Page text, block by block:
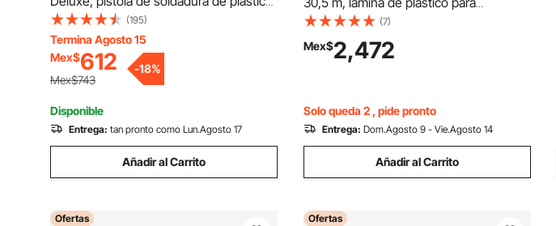
de 100 W + soldador de 60 W/100 W,
herramienta profesional de soldadura
para reparación de plástico con 1000
grapas calientes y 60 varillas para
electrónica, juguetes.
(195)
Termina Agosto 15
Mex$612
Mex$743
-18%
Disponible
Entrega: tan pronto como Lun.Agosto 17
Añadir al Carrito
invernadero, 152 g de grosor, cubierta
de polietileno transparente, resistente a
los rayos UV, ideal para jardinería,
(7)
Mex$2,472
Solo queda 2 , pide pronto
Entrega: Dom.Agosto 9 - Vie.Agosto 14
Añadir al Carrito
Ofertas Ofertas